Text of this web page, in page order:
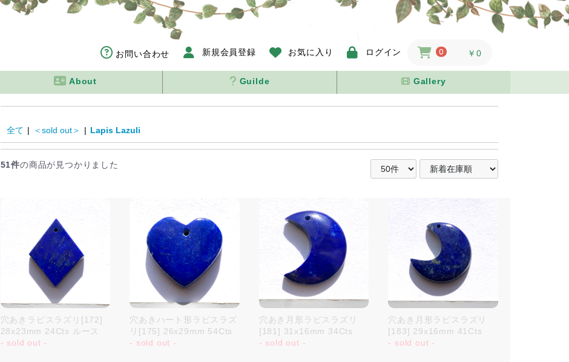
お問い合わせ 新規会員登録 お気に入り ログイン 0 ￥0
About Guilde Gallery
全て | ＜sold out＞ | Lapis Lazuli
51件の商品が見つかりました
穴あきラピスラズリ[172]
28x23mm 24Cts ルース
- sold out -
穴あきハート形ラピスラズ
リ[175] 26x29mm 54Cts
- sold out -
穴あき月形ラピスラズリ
[181] 31x16mm 34Cts
- sold out -
穴あき月形ラピスラズリ
[183] 29x16mm 41Cts
- sold out -